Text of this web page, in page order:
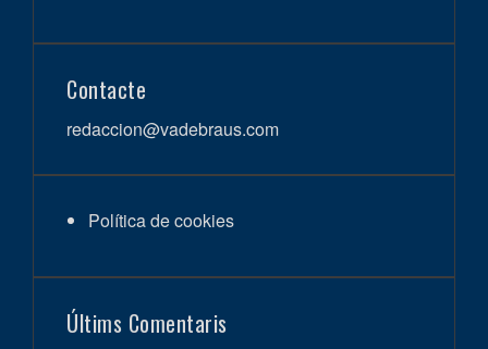
Contacte
redaccion@vadebraus.com
Política de cookies
Últims Comentaris